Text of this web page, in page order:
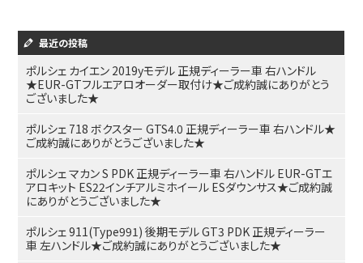
最近の投稿
ポルシェ カイエン 2019yモデル 正規ディーラー車 右ハンドル
★EUR-GTフルエアロオーダー取付け★ご成約誠にありがとう
ございました★
ポルシェ 718 ボクスター GTS4.0 正規ディーラー車 右ハンドル★
ご成約誠にありがとうございました★
ポルシェ マカン S PDK 正規ディーラー車 右ハンドル EUR-GTエ
アロキット ES22インチアルミホイール ESダウンサス★ご成約誠
にありがとうございました★
ポルシェ 911(Type991) 後期モデル GT3 PDK 正規ディーラー
車 左ハンドル★ご成約誠にありがとうございました★